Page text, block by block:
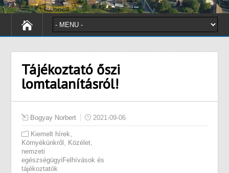
Tájékoztató őszi
lomtalanításról!
Bogyay Norbert 2021-09-06
Kiemelt hírek
Környékünkről Közélet
nemzeti
egészségügyiFelhívások és
tájékoztatók